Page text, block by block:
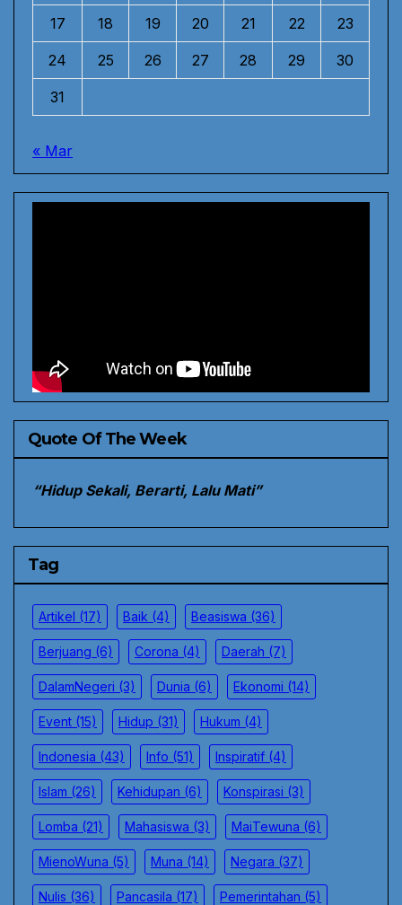
17 18 19 20 21 22 23
24 25 26 27 28 29 30
31
« Mar
Quote Of The Week
“Hidup Sekali, Berarti, Lalu Mati”
Tag
Artikel (17) Baik (4) Beasiswa (36)
Berjuang (6) Corona (4) Daerah (7)
DalamNegeri (3) Dunia (6) Ekonomi (14)
Event (15) Hidup (31) Hukum (4)
Indonesia (43) Info (51) Inspiratif (4)
Islam (26) Kehidupan (6) Konspirasi (3)
Lomba (21) Mahasiswa (3) MaiTewuna (6)
MienoWuna (5) Muna (14) Negara (37)
Nulis (36) Pancasila (17) Pemerintahan (5)